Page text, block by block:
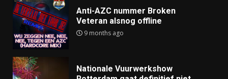
Anti-AZC nummer Broken
Veteran alsnog offline
9 months ago
Nationale Vuurwerkshow